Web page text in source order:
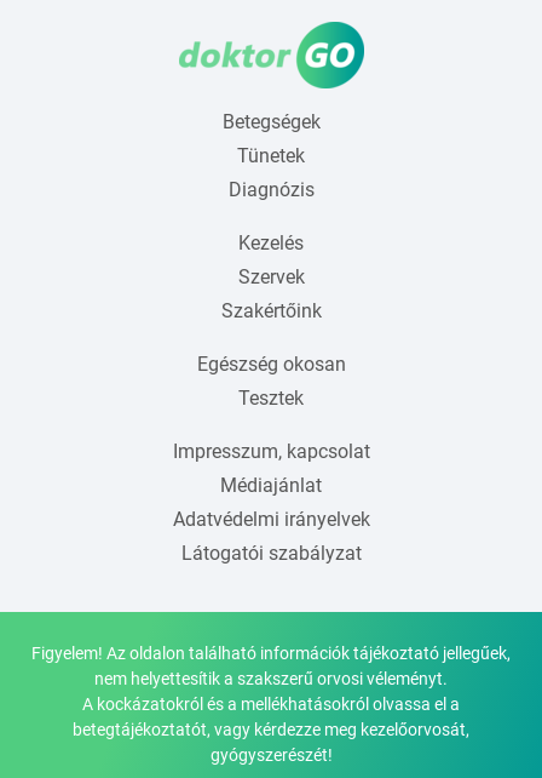
Betegségek
Tünetek
Diagnózis
Kezelés
Szervek
Szakértőink
Egészség okosan
Tesztek
Impresszum, kapcsolat
Médiajánlat
Adatvédelmi irányelvek
Látogatói szabályzat
Figyelem! Az oldalon található információk tájékoztató jellegűek,
nem helyettesítik a szakszerű orvosi véleményt.
A kockázatokról és a mellékhatásokról olvassa el a
betegtájékoztatót, vagy kérdezze meg kezelőorvosát,
gyógyszerészét!